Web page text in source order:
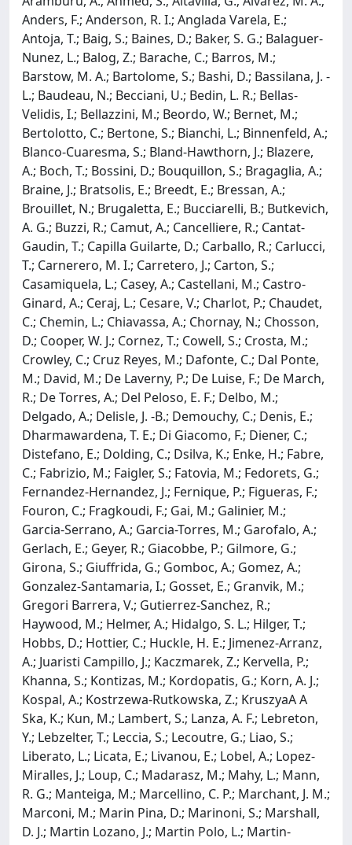
Anders, F.; Anderson, R. I.; Anglada Varela, E.;
Antoja, T.; Baig, S.; Baines, D.; Baker, S. G.; Balaguer-
Nunez, L.; Balog, Z.; Barache, C.; Barros, M.;
Barstow, M. A.; Bartolome, S.; Bashi, D.; Bassilana, J. -
L.; Baudeau, N.; Becciani, U.; Bedin, L. R.; Bellas-
Velidis, I.; Bellazzini, M.; Beordo, W.; Bernet, M.;
Bertolotto, C.; Bertone, S.; Bianchi, L.; Binnenfeld, A.;
Blanco-Cuaresma, S.; Bland-Hawthorn, J.; Blazere,
A.; Boch, T.; Bossini, D.; Bouquillon, S.; Bragaglia, A.;
Braine, J.; Bratsolis, E.; Breedt, E.; Bressan, A.;
Brouillet, N.; Brugaletta, E.; Bucciarelli, B.; Butkevich,
A. G.; Buzzi, R.; Camut, A.; Cancelliere, R.; Cantat-
Gaudin, T.; Capilla Guilarte, D.; Carballo, R.; Carlucci,
T.; Carnerero, M. I.; Carretero, J.; Carton, S.;
Casamiquela, L.; Casey, A.; Castellani, M.; Castro-
Ginard, A.; Ceraj, L.; Cesare, V.; Charlot, P.; Chaudet,
C.; Chemin, L.; Chiavassa, A.; Chornay, N.; Chosson,
D.; Cooper, W. J.; Cornez, T.; Cowell, S.; Crosta, M.;
Crowley, C.; Cruz Reyes, M.; Dafonte, C.; Dal Ponte,
M.; David, M.; De Laverny, P.; De Luise, F.; De March,
R.; De Torres, A.; Del Peloso, E. F.; Delbo, M.;
Delgado, A.; Delisle, J. -B.; Demouchy, C.; Denis, E.;
Dharmawardena, T. E.; Di Giacomo, F.; Diener, C.;
Distefano, E.; Dolding, C.; Dsilva, K.; Enke, H.; Fabre,
C.; Fabrizio, M.; Faigler, S.; Fatovia, M.; Fedorets, G.;
Fernandez-Hernandez, J.; Fernique, P.; Figueras, F.;
Fouron, C.; Fragkoudi, F.; Gai, M.; Galinier, M.;
Garcia-Serrano, A.; Garcia-Torres, M.; Garofalo, A.;
Gerlach, E.; Geyer, R.; Giacobbe, P.; Gilmore, G.;
Girona, S.; Giuffrida, G.; Gomboc, A.; Gomez, A.;
Gonzalez-Santamaria, I.; Gosset, E.; Granvik, M.;
Gregori Barrera, V.; Gutierrez-Sanchez, R.;
Haywood, M.; Helmer, A.; Hidalgo, S. L.; Hilger, T.;
Hobbs, D.; Hottier, C.; Huckle, H. E.; Jimenez-Arranz,
A.; Juaristi Campillo, J.; Kaczmarek, Z.; Kervella, P.;
Khanna, S.; Kontizas, M.; Kordopatis, G.; Korn, A. J.;
Kospal, A.; Kostrzewa-Rutkowska, Z.; KruszyaA A
Ska, K.; Kun, M.; Lambert, S.; Lanza, A. F.; Lebreton,
Y.; Lebzelter, T.; Leccia, S.; Lecoutre, G.; Liao, S.;
Liberato, L.; Licata, E.; Livanou, E.; Lobel, A.; Lopez-
Miralles, J.; Loup, C.; Madarasz, M.; Mahy, L.; Mann,
R. G.; Manteiga, M.; Marcellino, C. P.; Marchant, J. M.;
Marconi, M.; Marin Pina, D.; Marinoni, S.; Marshall,
D. J.; Martin Lozano, J.; Martin Polo, L.; Martin-